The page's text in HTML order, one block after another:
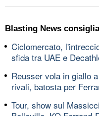
Blasting News consiglia
Ciclomercato,
sfida tra UAE e
Reusser vola in giallo
rivali, batosta per
Tour, show sul